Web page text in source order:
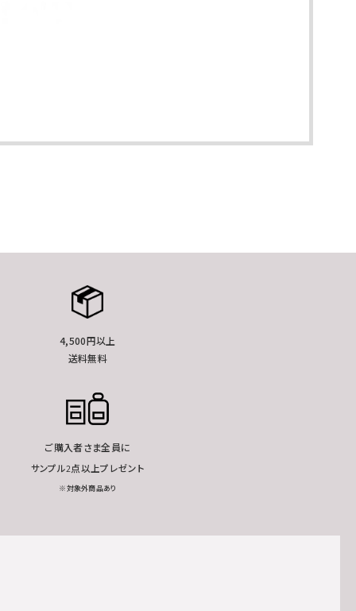
4,500円以上
送料無料
ご購入者さま全員に
サンプル2点以上プレゼント
※対象外商品あり